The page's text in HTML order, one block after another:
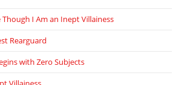
Though I Am an Inept Villainess
Rearguard
with Zero Subjects